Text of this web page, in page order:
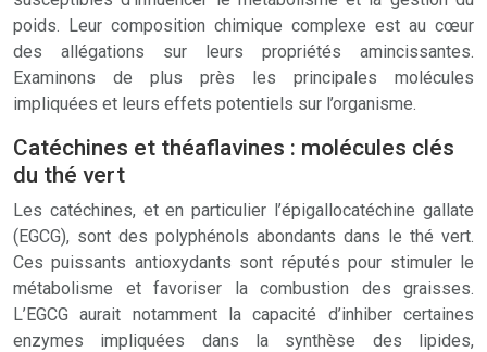
poids. Leur composition chimique complexe est au cœur
des allégations sur leurs propriétés amincissantes.
Examinons de plus près les principales molécules
impliquées et leurs effets potentiels sur l’organisme.
Catéchines et théaflavines : molécules clés
du thé vert
Les catéchines, et en particulier l’épigallocatéchine gallate
(EGCG), sont des polyphénols abondants dans le thé vert.
Ces puissants antioxydants sont réputés pour stimuler le
métabolisme et favoriser la combustion des graisses.
L’EGCG aurait notamment la capacité d’inhiber certaines
enzymes impliquées dans la synthèse des lipides,